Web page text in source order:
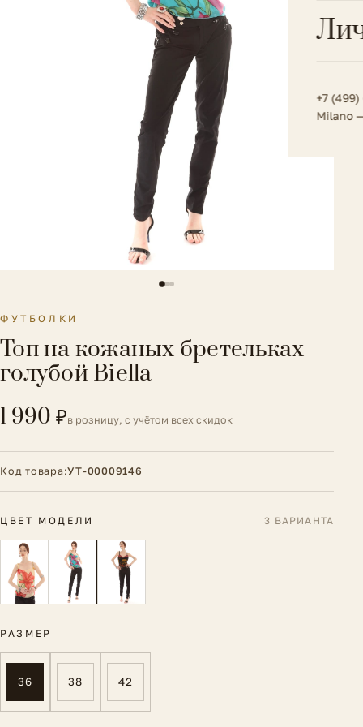
Весь
+7
Milano
ФУТБОЛКИ
Топ на кожаных бретельках
голубой Biella
1 990 ₽в розницу, с учётом всех скидок
Код товара:УТ-00009146
ЦВЕТ МОДЕЛИ 3 ВАРИАНТА
РАЗМЕР
36 38 42